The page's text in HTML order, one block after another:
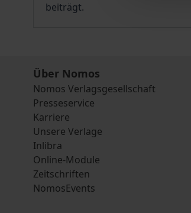
beiträgt.
Über Nomos
Nomos Verlagsgesellschaft
Presseservice
Karriere
Unsere Verlage
Inlibra
Online-Module
Zeitschriften
NomosEvents